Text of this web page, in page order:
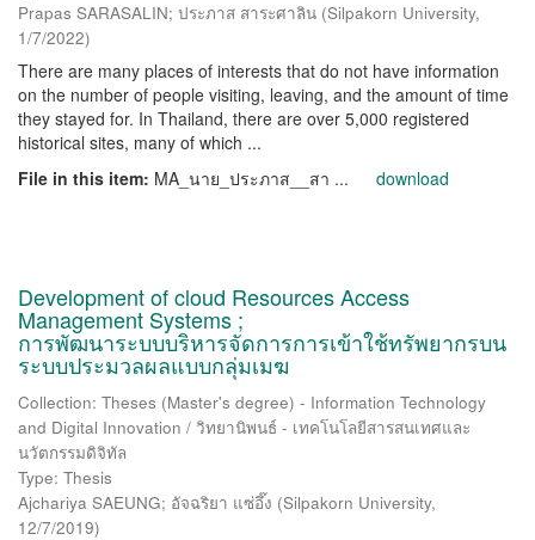
Prapas SARASALIN; ประภาส สาระศาลิน (Silpakorn University,
1/7/2022)
There are many places of interests that do not have information
on the number of people visiting, leaving, and the amount of time
they stayed for. In Thailand, there are over 5,000 registered
historical sites, many of which ...
File in this item: MA_นาย_ประภาส__สา ... download
Development of cloud Resources Access
Management Systems ;
การพัฒนาระบบบริหารจัดการการเข้าใช้ทรัพยากรบน
ระบบประมวลผลแบบกลุ่มเมฆ
Collection: Theses (Master's degree) - Information Technology
and Digital Innovation / วิทยานิพนธ์ - เทคโนโลยีสารสนเทศและ
นวัตกรรมดิจิทัล
Type: Thesis
Ajchariya SAEUNG; อัจฉริยา แซ่อึ๊ง (Silpakorn University,
12/7/2019)